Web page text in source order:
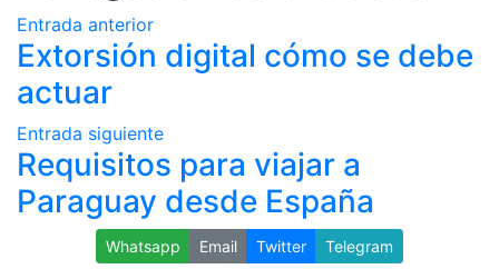
Entrada anterior
Extorsión digital cómo se debe
actuar
Entrada siguiente
Requisitos para viajar a
Paraguay desde España
Whatsapp Email Twitter Telegram